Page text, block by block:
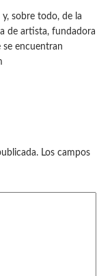
sobre todo, de la
de artista, fundadora
encuentran
Los campos